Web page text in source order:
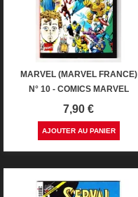
MARVEL (MARVEL FRANCE)
N° 10 - COMICS MARVEL
Prix
7,90 €
AJOUTER AU PANIER